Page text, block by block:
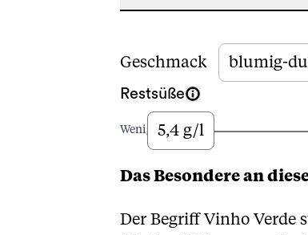
Beschreibung
Geschmack blumig-
Restsüße
Wenig 5,4 g/l
Das Besondere an
Der Begriff Vinho Verde